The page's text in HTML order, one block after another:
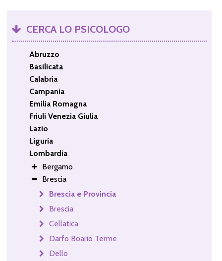
CERCA LO PSICOLOGO
Abruzzo
Basilicata
Calabria
Campania
Emilia Romagna
Friuli Venezia Giulia
Lazio
Liguria
Lombardia
Bergamo
Brescia
Brescia e Provincia
Brescia
Cellatica
Darfo Boario Terme
Dello